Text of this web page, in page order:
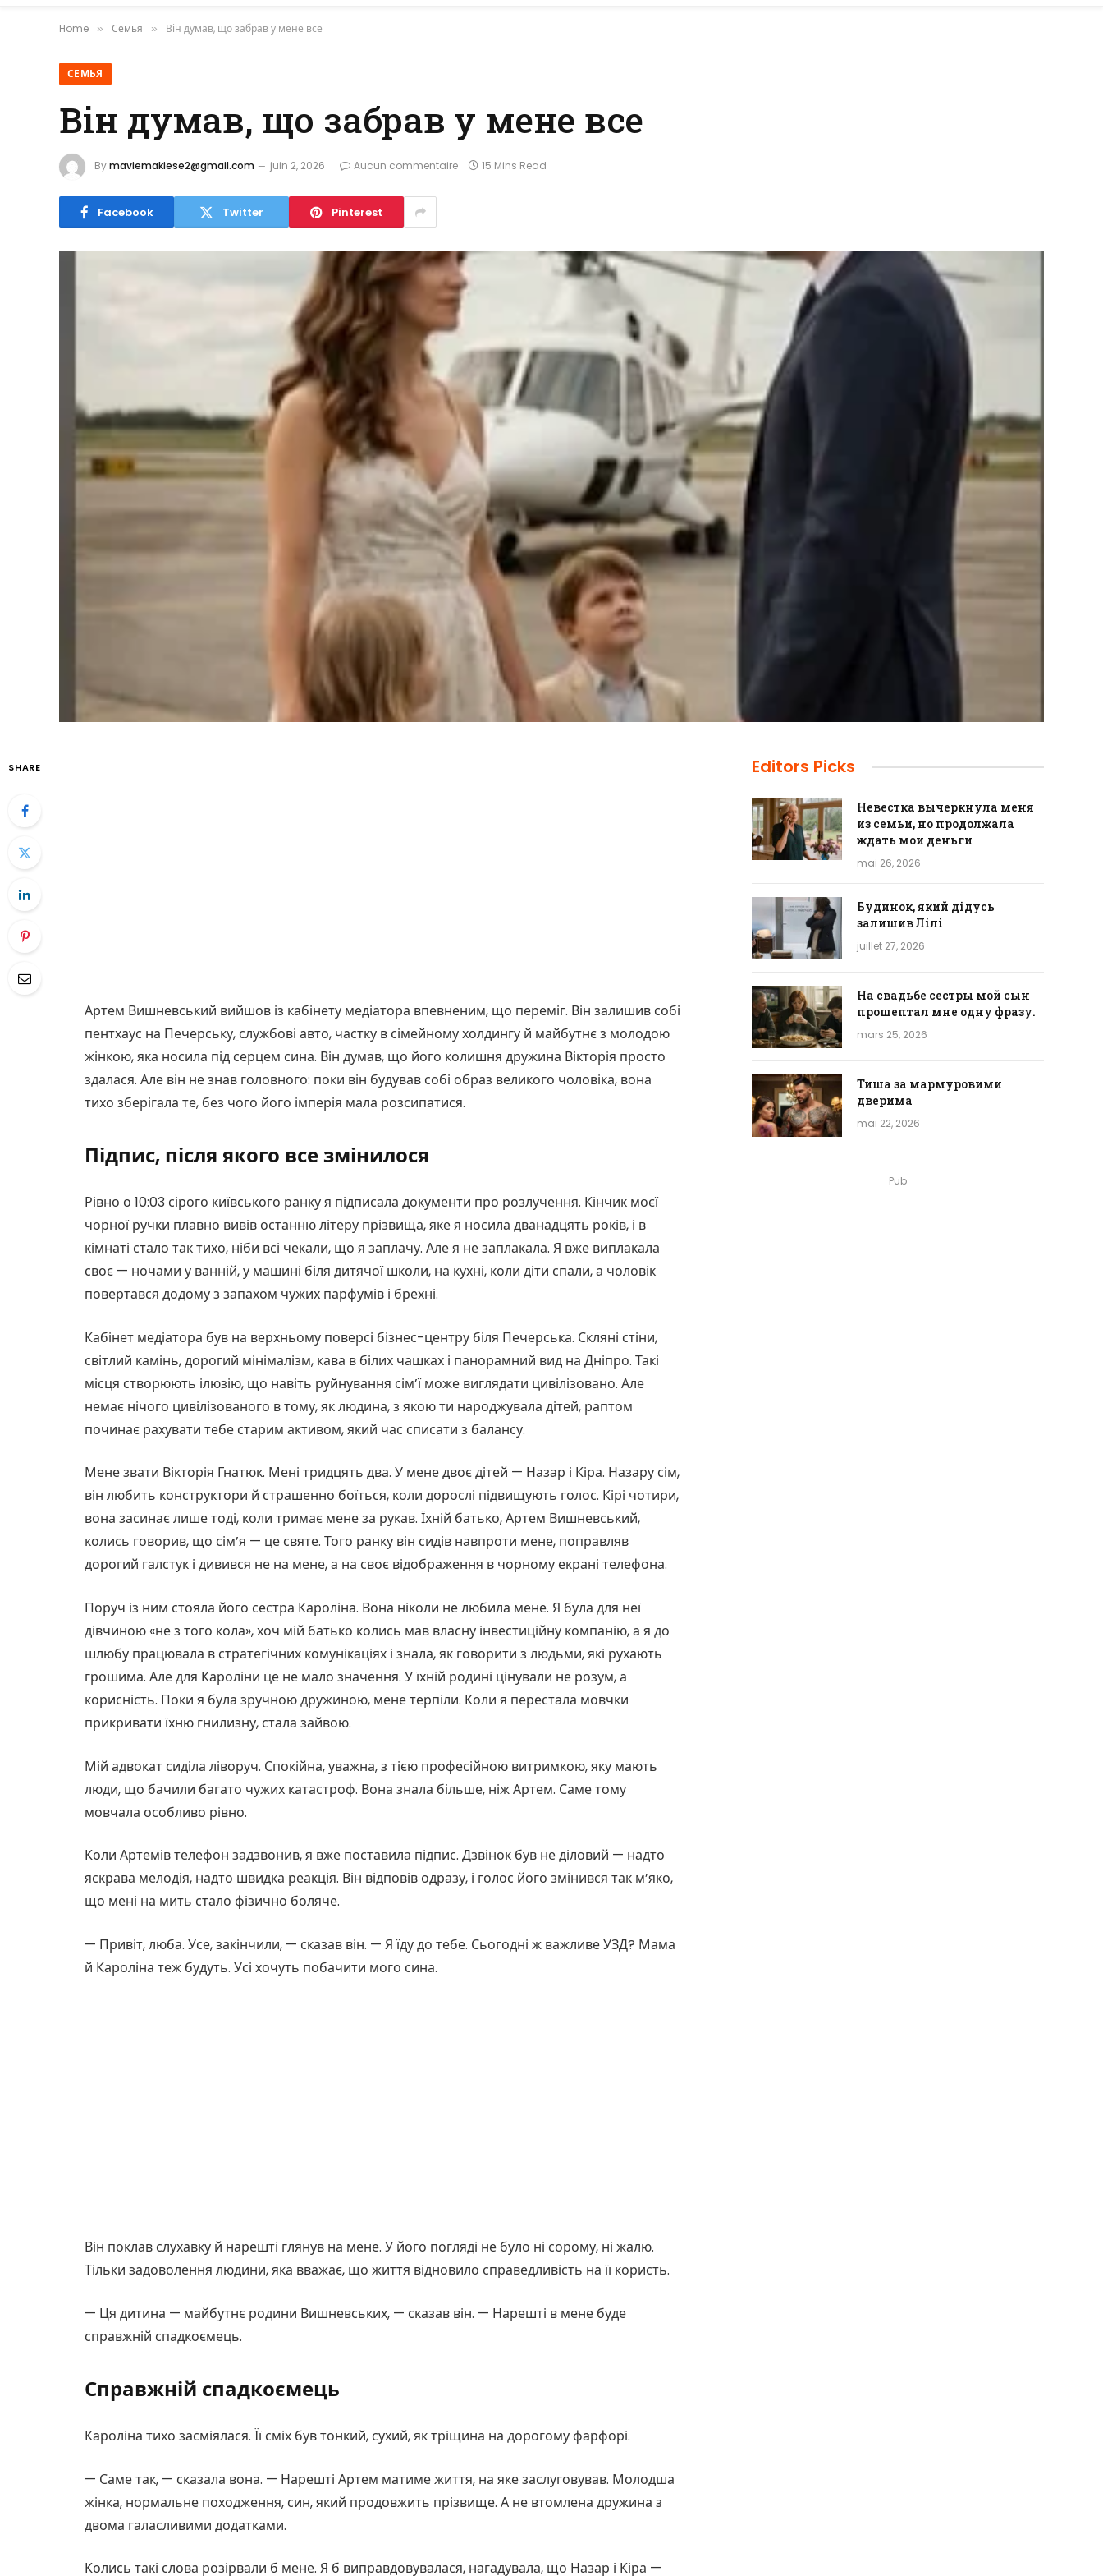
Home » Семья » Він думав, що забрав у мене все
СЕМЬЯ
Він думав, що забрав у мене все
Bymaviemakiese2@gmail.com juin 2, 2026 Aucun commentaire 15 Mins Read
Facebook Twitter Pinterest
SHARE
Артем Вишневський вийшов із кабінету медіатора впевненим, що переміг. Він залишив собі
пентхаус на Печерську, службові авто, частку в сімейному холдингу й майбутнє з молодою
жінкою, яка носила під серцем сина. Він думав, що його колишня дружина Вікторія просто
здалася. Але він не знав головного: поки він будував собі образ великого чоловіка, вона
тихо зберігала те, без чого його імперія мала розсипатися.
Підпис, після якого все змінилося
Рівно о 10:03 сірого київського ранку я підписала документи про розлучення. Кінчик моєї
чорної ручки плавно вивів останню літеру прізвища, яке я носила дванадцять років, і в
кімнаті стало так тихо, ніби всі чекали, що я заплачу. Але я не заплакала. Я вже виплакала
своє — ночами у ванній, у машині біля дитячої школи, на кухні, коли діти спали, а чоловік
повертався додому з запахом чужих парфумів і брехні.
Кабінет медіатора був на верхньому поверсі бізнес-центру біля Печерська. Скляні стіни,
світлий камінь, дорогий мінімалізм, кава в білих чашках і панорамний вид на Дніпро. Такі
місця створюють ілюзію, що навіть руйнування сім’ї може виглядати цивілізовано. Але
немає нічого цивілізованого в тому, як людина, з якою ти народжувала дітей, раптом
починає рахувати тебе старим активом, який час списати з балансу.
Мене звати Вікторія Гнатюк. Мені тридцять два. У мене двоє дітей — Назар і Кіра. Назару сім,
він любить конструктори й страшенно боїться, коли дорослі підвищують голос. Кірі чотири,
вона засинає лише тоді, коли тримає мене за рукав. Їхній батько, Артем Вишневський,
колись говорив, що сім’я — це святе. Того ранку він сидів навпроти мене, поправляв
дорогий галстук і дивився не на мене, а на своє відображення в чорному екрані телефона.
Поруч із ним стояла його сестра Кароліна. Вона ніколи не любила мене. Я була для неї
дівчиною «не з того кола», хоч мій батько колись мав власну інвестиційну компанію, а я до
шлюбу працювала в стратегічних комунікаціях і знала, як говорити з людьми, які рухають
грошима. Але для Кароліни це не мало значення. У їхній родині цінували не розум, а
корисність. Поки я була зручною дружиною, мене терпіли. Коли я перестала мовчки
прикривати їхню гнилизну, стала зайвою.
Мій адвокат сиділа ліворуч. Спокійна, уважна, з тією професійною витримкою, яку мають
люди, що бачили багато чужих катастроф. Вона знала більше, ніж Артем. Саме тому
мовчала особливо рівно.
Коли Артемів телефон задзвонив, я вже поставила підпис. Дзвінок був не діловий — надто
яскрава мелодія, надто швидка реакція. Він відповів одразу, і голос його змінився так м’яко,
що мені на мить стало фізично боляче.
— Привіт, люба. Усе, закінчили, — сказав він. — Я їду до тебе. Сьогодні ж важливе УЗД? Мама
й Кароліна теж будуть. Усі хочуть побачити мого сина.
Він поклав слухавку й нарешті глянув на мене. У його погляді не було ні сорому, ні жалю.
Тільки задоволення людини, яка вважає, що життя відновило справедливість на її користь.
— Ця дитина — майбутнє родини Вишневських, — сказав він. — Нарешті в мене буде
справжній спадкоємець.
Справжній спадкоємець
Кароліна тихо засміялася. Її сміх був тонкий, сухий, як тріщина на дорогому фарфорі.
— Саме так, — сказала вона. — Нарешті Артем матиме життя, на яке заслуговував. Молодша
жінка, нормальне походження, син, який продовжить прізвище. А не втомлена дружина з
двома галасливими додатками.
Колись такі слова розірвали б мене. Я б виправдовувалася, нагадувала, що Назар і Кіра —
Editors Picks
Невестка вычеркнула меня
из семьи, но продолжала
ждать мои деньги
mai 26, 2026
Будинок, який дідусь
залишив Лілі
juillet 27, 2026
На свадьбе сестры мой сын
прошептал мне одну фразу.
mars 25, 2026
Тиша за мармуровими
дверима
mai 22, 2026
Pub